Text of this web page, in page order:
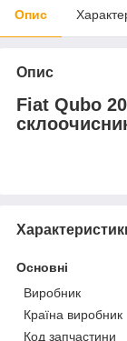
Опис
Опис
Fiat Qubo
Основні
Виробник
Країна виробник
Код запчастини